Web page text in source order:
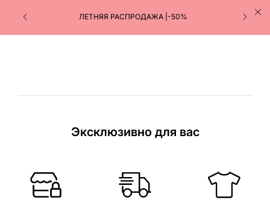
ЛЕТНЯЯ РАСПРОДАЖА |-50%
Эксклюзивно для вас